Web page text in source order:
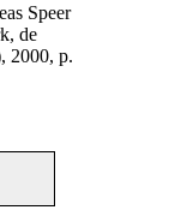
Speer
de
2000, p.